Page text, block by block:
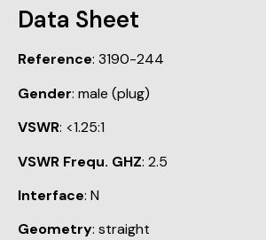
Data Sheet
Reference: 3190-244
Gender: male (plug)
VSWR: <1.25:1
VSWR Frequ. GHZ: 2.5
Interface: N
Geometry: straight